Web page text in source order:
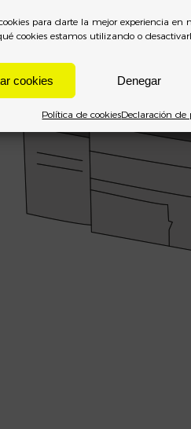
para darte la mejor experiencia en
cookies estamos utilizando o
cookies Denegar
Política de cookiesDeclaración de